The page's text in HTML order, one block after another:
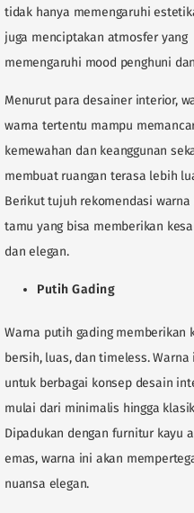
tidak hanya memengaruhi
juga menciptakan atmosfer yang
memengaruhi mood penghuni
Menurut para desainer interior,
warna tertentu mampu
kemewahan dan keanggunan
membuat ruangan terasa lebih
Berikut tujuh rekomendasi warna
tamu yang bisa memberikan
dan elegan.
Putih Gading
Warna putih gading memberikan
bersih, luas, dan timeless. Warna
untuk berbagai konsep desain
mulai dari minimalis hingga
Dipadukan dengan furnitur kayu
emas, warna ini akan
nuansa elegan.